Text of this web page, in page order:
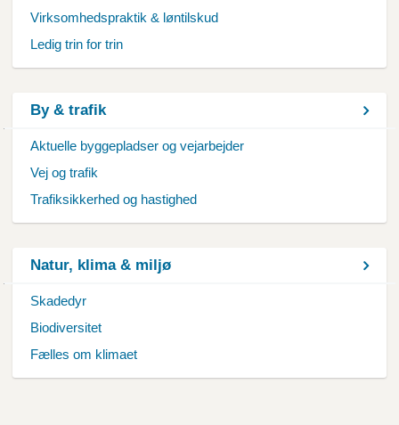
Virksomhedspraktik & løntilskud
Ledig trin for trin
By & trafik
Aktuelle byggepladser og vejarbejder
Vej og trafik
Trafiksikkerhed og hastighed
Natur, klima & miljø
Skadedyr
Biodiversitet
Fælles om klimaet